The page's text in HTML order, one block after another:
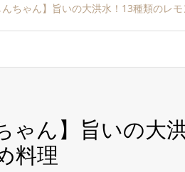
んちゃん】旨いの大洪水！13種類のレ
ゃん】旨いの大
料理